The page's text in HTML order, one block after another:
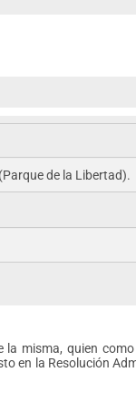
de la Libertad).
la misma, quien
en la Resolución